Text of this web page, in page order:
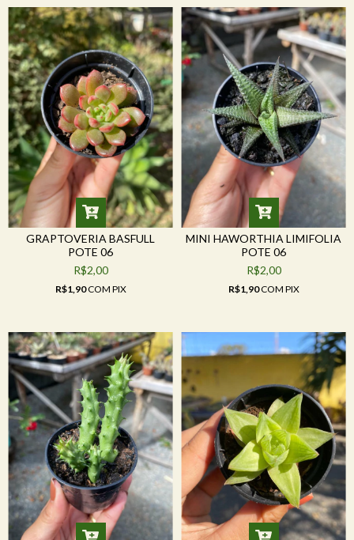
GRAPTOVERIA BASFULL
POTE 06
R$2,00
R$1,90COM PIX
MINI HAWORTHIA LIMIFOLIA
POTE 06
R$2,00
R$1,90COM PIX